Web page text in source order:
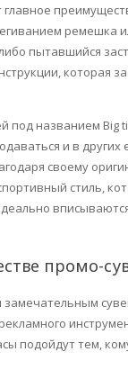
главное
ремешка
пытавшийся
которая
под названием Big
и в других
своему
стиль,
промо-
замечательным
подойдут тем,